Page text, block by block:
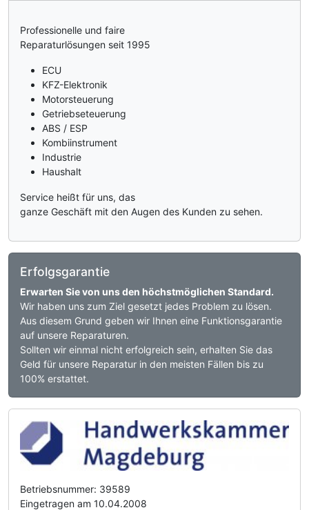
Professionelle und faire
Reparaturlösungen seit 1995
ECU
KFZ-Elektronik
Motorsteuerung
Getriebseteuerung
ABS / ESP
Kombiinstrument
Industrie
Haushalt
Service heißt für uns, das
ganze Geschäft mit den Augen des Kunden zu sehen.
Erfolgsgarantie
Erwarten Sie von uns den höchstmöglichen Standard.
Wir haben uns zum Ziel gesetzt jedes Problem zu lösen.
Aus diesem Grund geben wir Ihnen eine Funktionsgarantie
auf unsere Reparaturen.
Sollten wir einmal nicht erfolgreich sein, erhalten Sie das
Geld für unsere Reparatur in den meisten Fällen bis zu
100% erstattet.
Betriebsnummer: 39589
Eingetragen am 10.04.2008